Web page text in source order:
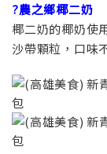
?農之鄉椰二奶
椰二奶的椰奶使
沙帶顆粒，口味